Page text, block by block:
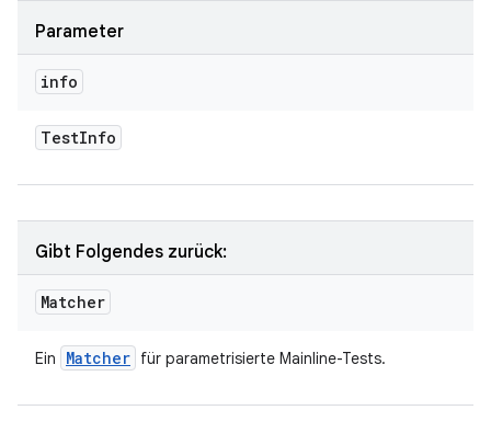
Parameter
info
TestInfo
Gibt Folgendes zurück:
Matcher
Ein Matcher für parametrisierte Mainline-Tests.